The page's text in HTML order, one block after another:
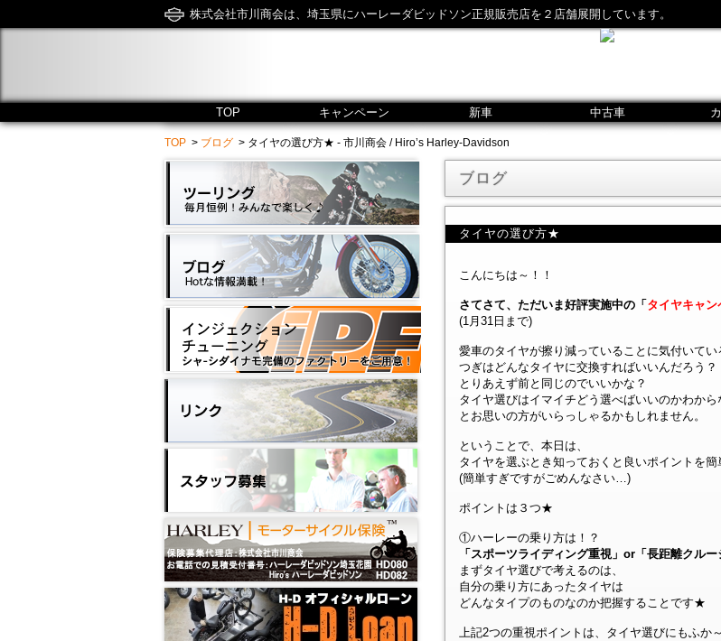
株式会社市川商会は、埼玉県にハーレーダビッドソン正規販売店を２店舗展開しています。
TOP キャンペーン 新車 中古車
TOP > ブログ > タイヤの選び方★ - 市川商会 / Hiro’s Harley-Davidson
ブログ
タイヤの選び方★
こんにちは～！！
さてさて、ただいま好評実施中の「 タイヤキャン
(1月31日まで)
愛車のタイヤが擦り減っていることに気付いてい
つぎはどんなタイヤに交換すればいいんだろう？
とりあえず前と同じのでいいかな？
タイヤ選びはイマイチどう選べばいいのかわから
とお思いの方がいらっしゃるかもしれません。
ということで、本日は、
タイヤを選ぶとき知っておくと良いポイントを
(簡単すぎですがごめんなさい…)
ポイントは３つ★
①ハーレーの乗り方は！？
「スポーツライディング重視」or「長距離クルー
まずタイヤ選びで考えるのは、
自分の乗り方にあったタイヤは
どんなタイプのものなのか把握することです★
上記2つの重視ポイントは、タイヤ選びにもふか